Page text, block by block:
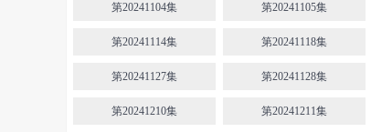
第20241104集 第20241105集
第20241114集 第20241118集
第20241127集 第20241128集
第20241210集 第20241211集